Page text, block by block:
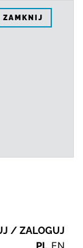
ZAMKNIJ
/ ZALOGUJ
PL EN